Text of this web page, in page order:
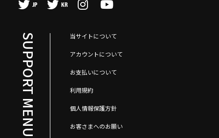
JP KR
SUPPORT MENU 当サイトについて
アカウントについて
お支払いについて
利用規約
個人情報保護方針
お客さまへのお願い